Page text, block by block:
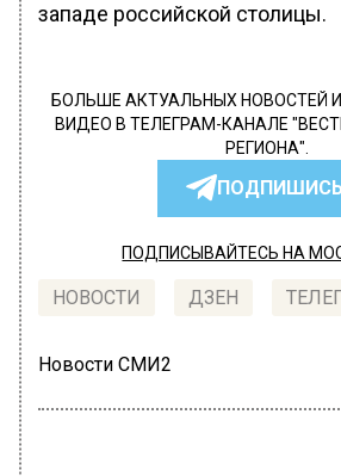
западе российской столицы.
БОЛЬШЕ АКТУАЛЬНЫХ НОВОСТЕЙ
ВИДЕО В ТЕЛЕГРАМ-КАНАЛЕ
РЕГИОНА".
ПОДПИСЫВАЙТЕСЬ НА
НОВОСТИ ДЗЕН
Новости СМИ2